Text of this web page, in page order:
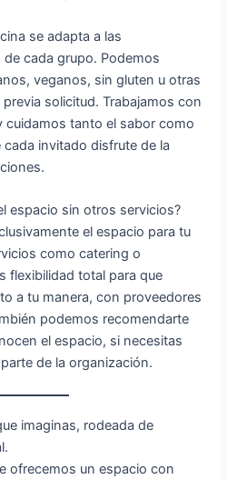
se adapta a las
cada grupo. Podemos
veganos, sin gluten u otras
solicitud. Trabajamos con
cuidamos tanto el sabor como
invitado disfrute de la
espacio sin otros servicios?
el espacio para tu
como catering o
flexibilidad total para que
a tu manera, con proveedores
podemos recomendarte
el espacio, si necesitas
de la organización.
imaginas, rodeada de
ofrecemos un espacio con